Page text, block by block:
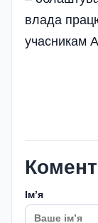
влада
учасникам
Імʼя